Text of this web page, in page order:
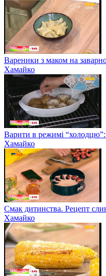
Вареники з маком на
Хамайко
Варити в режимі “холодцю”:
Хамайко
Смак дитинства. Рецепт
Хамайко